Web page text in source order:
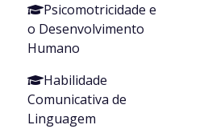
Psicomotricidade e
o Desenvolvimento
Humano
Habilidade
Comunicativa de
Linguagem